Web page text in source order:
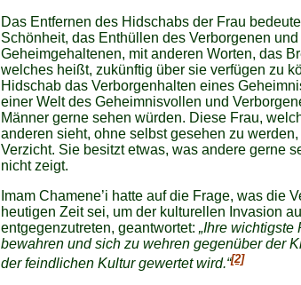
Das Entfernen des Hidschabs der Frau
Schönheit, das Enthüllen des Verborgenen
Geheimgehaltenen, mit anderen Worten, das
welches heißt, zukünftig über sie verfügen zu
Hidschab das Verborgenhalten eines
einer Welt des Geheimnisvollen und
Männer gerne sehen würden. Diese Frau,
anderen sieht, ohne selbst gesehen zu
Verzicht. Sie besitzt etwas, was andere gerne
nicht zeigt.
Imam Chamene’i hatte auf die Frage, was die
heutigen Zeit sei, um der kulturellen Invasion
entgegenzutreten, geantwortet: „Ihre wichtigste
bewahren und sich zu wehren gegenüber der
der feindlichen Kultur gewertet wird.“[2]